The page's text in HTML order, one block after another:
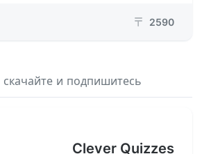
₸ 2590
скачайте и подпишитесь
Clever Quizzes